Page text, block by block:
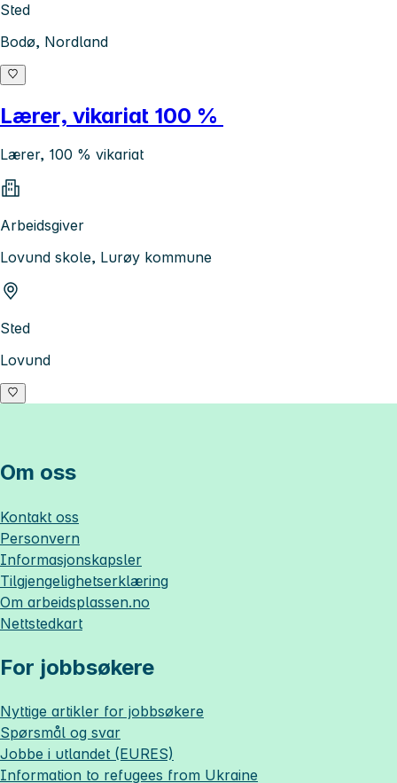
Sted
Bodø, Nordland
Lærer, vikariat 100 %
Lærer, 100 % vikariat
Arbeidsgiver
Lovund skole, Lurøy kommune
Sted
Lovund
Om oss
Kontakt oss
Personvern
Informasjonskapsler
Tilgjengelighetserklæring
Om arbeidsplassen.no
Nettstedkart
For jobbsøkere
Nyttige artikler for jobbsøkere
Spørsmål og svar
Jobbe i utlandet (EURES)
Information to refugees from Ukraine